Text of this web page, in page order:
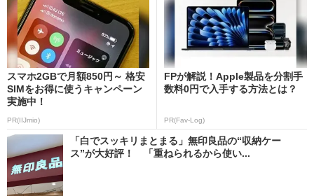
スマホ2GBで月額850円～ 格安
SIMをお得に使うキャンペーン
実施中！
PR(IIJmio)
FPが解説！Apple製品を分割手
数料0円で入手する方法とは？
PR(Fav-Log)
「白でスッキリまとまる」無印良品の“収納ケー
ス”が大好評！ 「重ねられるから使い...